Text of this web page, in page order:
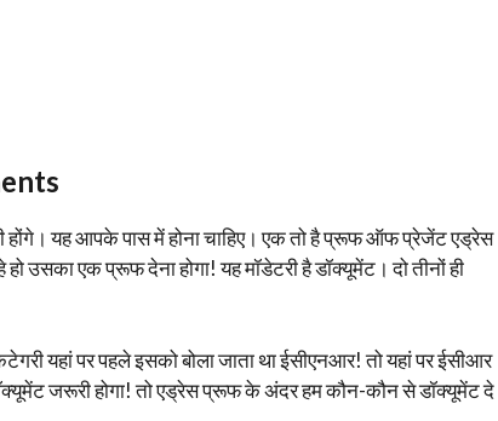
होंगे। यह आपके पास में होना चाहिए। एक तो है प्रूफ ऑफ प्रेजेंट एड्रेस
उसका एक प्रूफ देना होगा! यह मॉडेटरी है डॉक्यूमेंट। दो तीनों ही
यहां पर पहले इसको बोला जाता था ईसीएनआर! तो यहां पर ईसीआर
जरूरी होगा! तो एड्रेस प्रूफ के अंदर हम कौन-कौन से डॉक्यूमेंट दे